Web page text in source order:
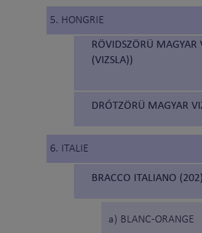
5. HONGRIE
RÖVIDSZÖRÜ
(VIZSLA))
DRÓTZÖRÜ MAGYAR
6. ITALIE
BRACCO ITALIANO
a) BLANC-ORANGE